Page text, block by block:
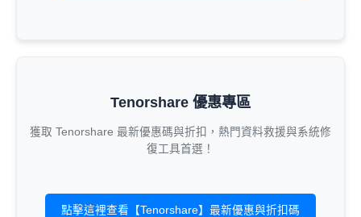
Tenorshare 優惠專區
獲取 Tenorshare 最新優惠碼與折扣，熱門資料救援與系統修
復工具首選！
點擊這裡查看【Tenorshare】最新優惠與折扣碼